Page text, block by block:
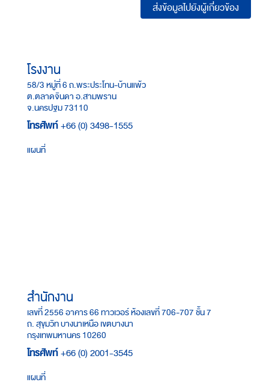
ส่งข้อมูลไปยังผู้เกี่ยวข้อง
โรงงาน
58/3 หมู่ที่ 6 ถ.พระประโทน-บ้านแพ้ว
ต.ตลาดจินดา อ.สามพราน
จ.นครปฐม 73110
โทรศัพท์ +66 (0) 3498-1555
แผนที่
สำนักงาน
เลขที่ 2556 อาคาร 66 ทาวเวอร์ ห้องเลขที่ 706-707 ชั้น 7
ถ. สุขุมวิท บางนาเหนือ เขตบางนา
กรุงเทพมหานคร 10260
โทรศัพท์ +66 (0) 2001-3545
แผนที่